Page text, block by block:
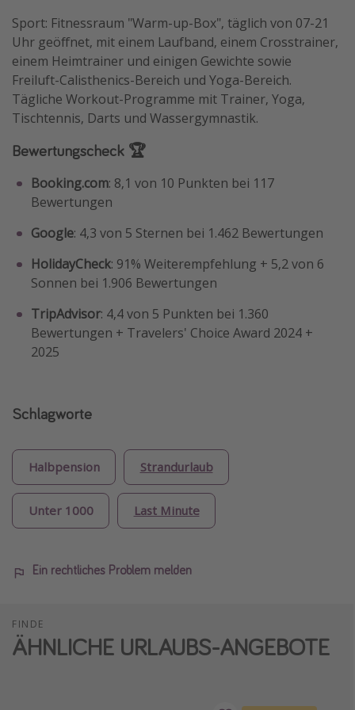
Sport: Fitnessraum "Warm-up-Box", täglich von 07-21
Uhr geöffnet, mit einem Laufband, einem Crosstrainer,
einem Heimtrainer und einigen Gewichte sowie
Freiluft-Calisthenics-Bereich und Yoga-Bereich.
Tägliche Workout-Programme mit Trainer, Yoga,
Tischtennis, Darts und Wassergymnastik.
Bewertungscheck 🏆
Booking.com: 8,1 von 10 Punkten bei 117
Bewertungen
Google: 4,3 von 5 Sternen bei 1.462 Bewertungen
HolidayCheck: 91% Weiterempfehlung + 5,2 von 6
Sonnen bei 1.906 Bewertungen
TripAdvisor: 4,4 von 5 Punkten bei 1.360
Bewertungen + Travelers' Choice Award 2024 +
2025
Schlagworte
Halbpension Strandurlaub
Unter 1000 Last Minute
Ein rechtliches Problem melden
FINDE
ÄHNLICHE URLAUBS-ANGEBOTE